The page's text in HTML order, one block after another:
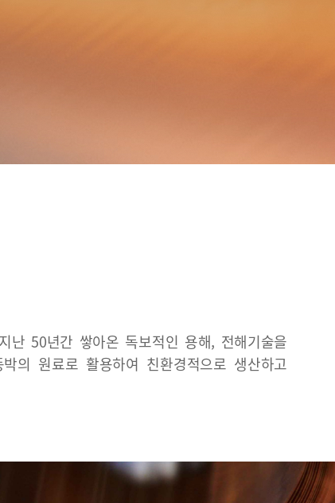
난 50년간 쌓아온 독보적인 용해, 전해기술을
의 원료로 활용하여 친환경적으로 생산하고